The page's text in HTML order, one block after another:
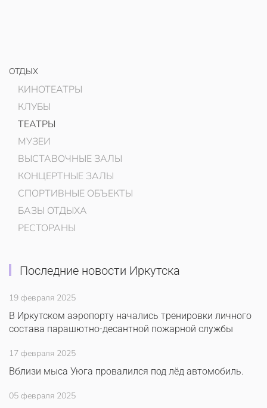
ОТДЫХ
КИНОТЕАТРЫ
КЛУБЫ
ТЕАТРЫ
МУЗЕИ
ВЫСТАВОЧНЫЕ ЗАЛЫ
КОНЦЕРТНЫЕ ЗАЛЫ
СПОРТИВНЫЕ ОБЪЕКТЫ
БАЗЫ ОТДЫХА
РЕСТОРАНЫ
Последние новости Иркутска
19 февраля 2025
В Иркутском аэропорту начались тренировки личного
состава парашютно-десантной пожарной службы
17 февраля 2025
Вблизи мыса Уюга провалился под лёд автомобиль.
05 февраля 2025